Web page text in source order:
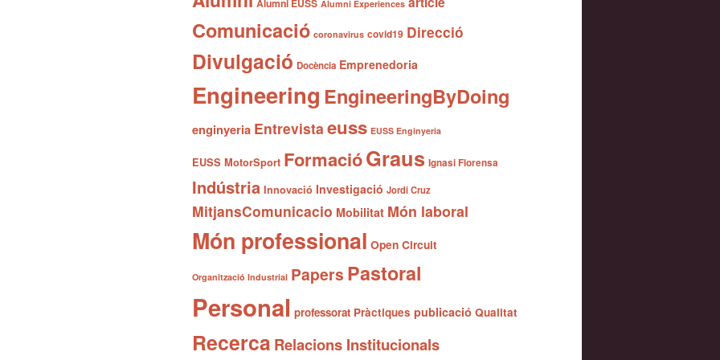
Alumni EUSS Alumni Experiences
Comunicació coronavirus covid19 Direcció
Divulgació Docència Emprenedoria
Engineering EngineeringByDoing
enginyeria Entrevista euss EUSS Enginyeria
EUSS MotorSport FormacióGraus Ignasi Florensa
Indústria Innovació Investigació Jordi Cruz
MitjansComunicacio Mobilitat Món laboral
Món professional Open Circuit
Organització Industrial Papers Pastoral
Personal professorat Pràctiques publicació Qualitat
Recerca Relacions Institucionals